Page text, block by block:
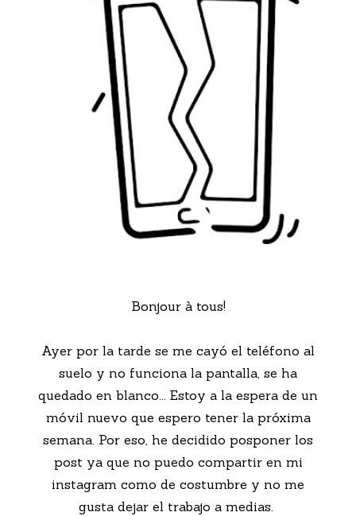
Bonjour à tous!
Ayer por la tarde se me cayó el teléfono al
suelo y no funciona la pantalla, se ha
quedado en blanco... Estoy a la espera de un
móvil nuevo que espero tener la próxima
semana. Por eso, he decidido posponer los
post ya que no puedo compartir en mi
instagram como de costumbre y no me
gusta dejar el trabajo a medias.